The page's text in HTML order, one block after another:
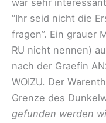
war sehr
“Ihr seid nicht die
fragen”. Ein grauer
RU nicht nennen)
nach der Graefin
WOIZU. Der
Grenze des
gefunden werden